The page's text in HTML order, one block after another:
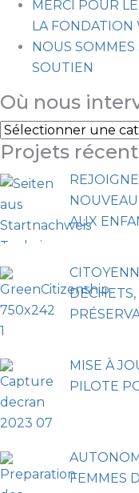
MERCI POUR
LA FONDATION
NOUS SOMMES
SOUTIEN
Où nous
Projets
AUX
MISE À
PILOTE
FEMMES